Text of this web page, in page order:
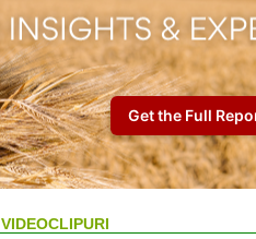
VIDEOCLIPURI